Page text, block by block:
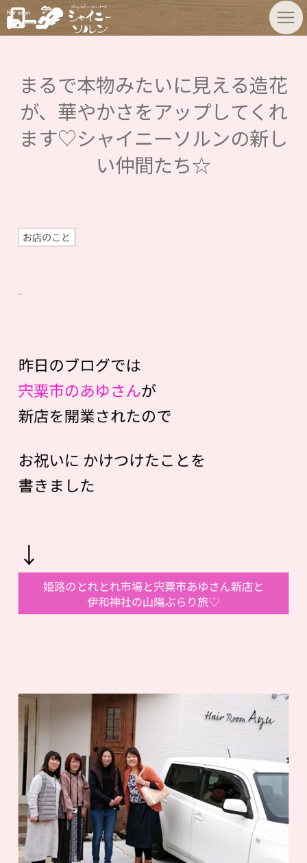
まるで本物みたいに見える造花
が、華やかさをアップしてくれ
ます♡シャイニーソルンの新し
い仲間たち☆
お店のこと
昨日のブログでは
宍粟市のあゆさんが
新店を開業されたので
お祝いに かけつけたことを
書きました
↓
姫路のとれとれ市場と宍粟市あゆさん新店と
伊和神社の山陽ぶらり旅♡